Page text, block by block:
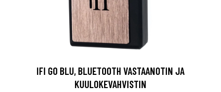
IFI GO BLU, BLUETOOTH VASTAANOTIN JA
KUULOKEVAHVISTIN